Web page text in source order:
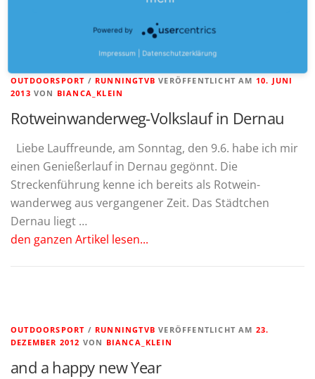
OUTDOORSPORT / RUNNINGTVB VERÖFFENTLICHT AM 10. JUNI
2013 VON BIANCA_KLEIN
Rotweinwanderweg-Volkslauf in Dernau
Liebe Lauffreunde, am Sonntag, den 9.6. habe ich mir
einen Genießerlauf in Dernau gegönnt. Die
Streckenführung kenne ich bereits als Rotwein-
wanderweg aus vergangener Zeit. Das Städtchen
Dernau liegt …
den ganzen Artikel lesen...
OUTDOORSPORT / RUNNINGTVB VERÖFFENTLICHT AM 23.
DEZEMBER 2012 VON BIANCA_KLEIN
and a happy new Year
Powered by
Impressum Datenschutzerklärung